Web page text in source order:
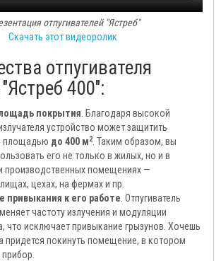
отпугивателей "Ястреб"
Скачать этот видеоролик
отпугивателя
400":
покрытия . Благодаря высокой
устройство может защитить
площадью до 400 м2 . Таким образом, вы
его не только в жилых, но и в
производственных помещениях —
цехах, на фермах и пр.
привыкания к его работе . Отпугиватель
частоту излучения и модуляции
что исключает привыкание грызунов. Хочешь
придется покинуть помещение, в котором